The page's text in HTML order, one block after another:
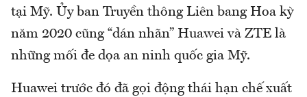
tại Mỹ. Ủy ban Truyền thông Liên bang Hoa kỳ
năm 2020 cũng “dán nhãn” Huawei và ZTE là
những mối đe dọa an ninh quốc gia Mỹ.
Huawei trước đó đã gọi động thái hạn chế xuất